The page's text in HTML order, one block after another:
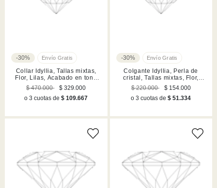
-30%
Collar Idyllia, Tallas mixtas,
Flor, Lilas, Acabado en tono
oro
$ 470.000
$ 329.000
o 3 cuotas de$ 109.667
-30%
Colgante Idyllia, Perla de
cristal, Tallas mixtas, Flor,
Lilas, Acabado en tono oro
$ 220.000
$ 154.000
o 3 cuotas de$ 51.334